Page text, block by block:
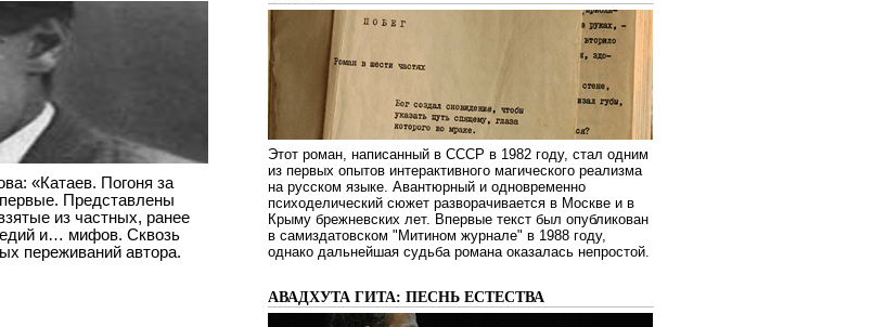
«Катаев. Погоня за
Представлены
из частных, ранее
и… мифов. Сквозь
переживаний автора.
Этот роман, написанный в СССР в 1982 году, стал одним
из первых опытов интерактивного магического реализма
на русском языке. Авантюрный и одновременно
психоделический сюжет разворачивается в Москве и в
Крыму брежневских лет. Впервые текст был опубликован
в самиздатовском "Митином журнале" в 1988 году,
однако дальнейшая судьба романа оказалась непростой.
АВАДХУТА ГИТА: ПЕСНЬ ЕСТЕСТВА